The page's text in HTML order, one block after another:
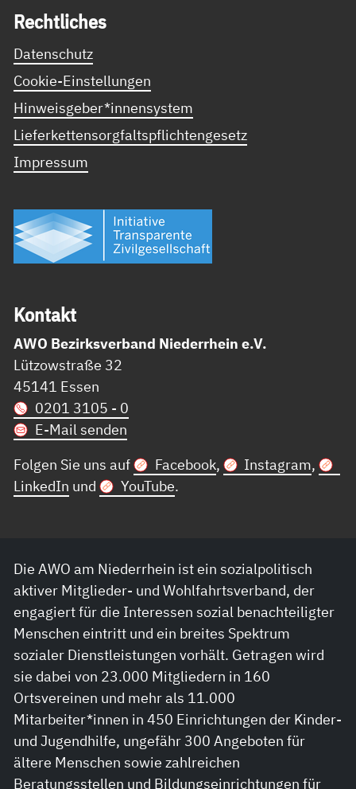
Recht­li­ches
Datenschutz
Cookie-Einstellungen
Hinweisgeber*innensystem
Lieferkettensorgfaltspflichtengesetz
Impressum
Kon­takt
AWO Bezirksverband Niederrhein e.V.
Lützowstraße 32
45141 Essen
0201 3105 - 0
E-Mail senden
Folgen Sie uns auf
Facebook, Instagram,
LinkedIn und YouTube.
Die AWO am Niederrhein ist ein sozialpolitisch
aktiver Mitglieder- und Wohlfahrtsverband, der
engagiert für die Interessen sozial benachteiligter
Menschen eintritt und ein breites Spektrum
sozialer Dienstleistungen vorhält. Getragen wird
sie dabei von 23.000 Mitgliedern in 160
Ortsvereinen und mehr als 11.000
Mitarbeiter*innen in 450 Einrichtungen der Kinder-
und Jugendhilfe, ungefähr 300 Angeboten für
ältere Menschen sowie zahlreichen
Beratungsstellen und Bildungseinrichtungen für